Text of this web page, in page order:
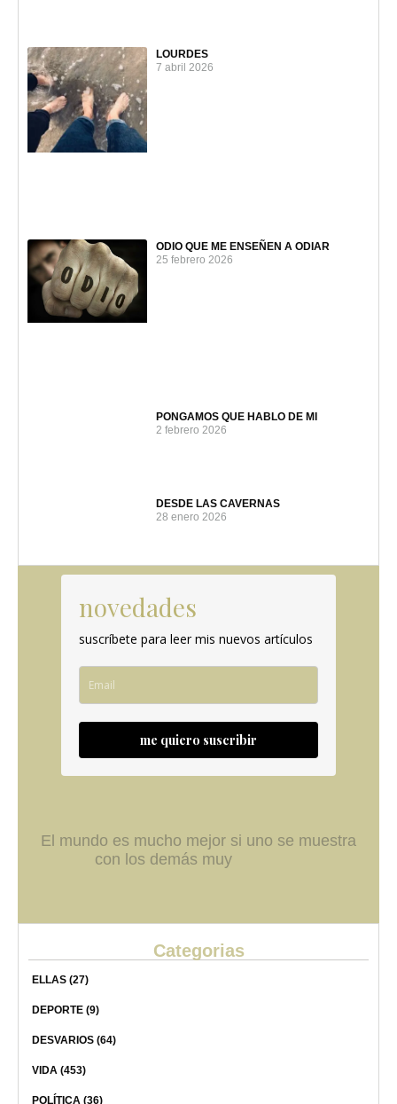
LOURDES
7 abril 2026
ODIO QUE ME ENSEÑEN A ODIAR
25 febrero 2026
PONGAMOS QUE HABLO DE MI
2 febrero 2026
DESDE LAS CAVERNAS
28 enero 2026
novedades
suscríbete para leer mis nuevos artículos
me quiero suscribir
El mundo es mucho mejor si uno se muestra
con los demás muy
Categorias
ELLAS (27)
DEPORTE (9)
DESVARIOS (64)
VIDA (453)
POLÍTICA (36)